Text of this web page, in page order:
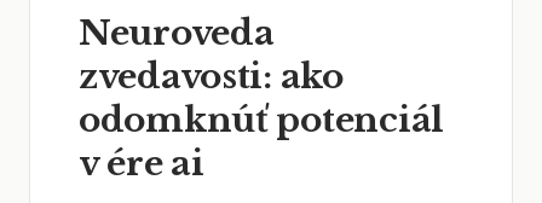
Neuroveda
zvedavosti: ako
odomknúť potenciál
v ére ai